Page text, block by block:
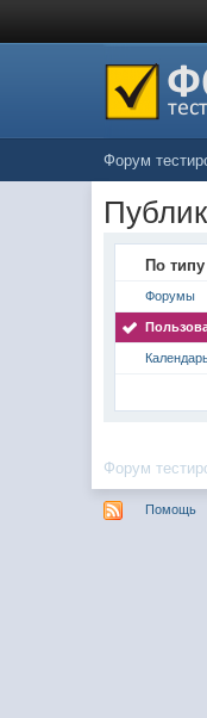
Форум
По
Форумы
Форум
Помощь